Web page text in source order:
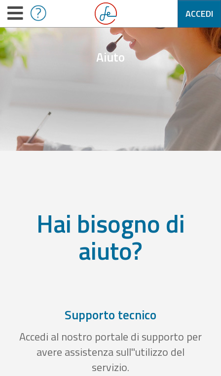
ACCEDI
Aiuto
Hai bisogno di
aiuto?
Supporto tecnico
Accedi al nostro portale di supporto per
avere assistenza sull''utilizzo del
servizio.